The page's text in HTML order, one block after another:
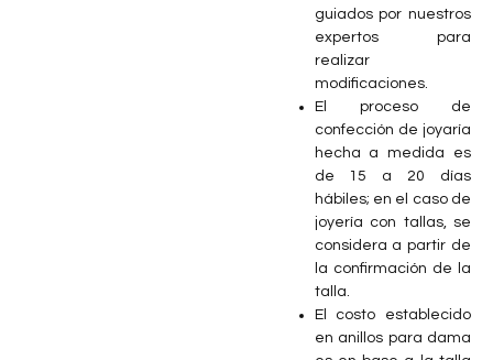
guiados por nuestros
expertos para
realizar
modificaciones.
El proceso de
confección de joyaría
hecha a medida es
de 15 a 20 días
hábiles; en el caso de
joyería con tallas, se
considera a partir de
la confirmación de la
talla.
⁠El costo establecido
en anillos para dama